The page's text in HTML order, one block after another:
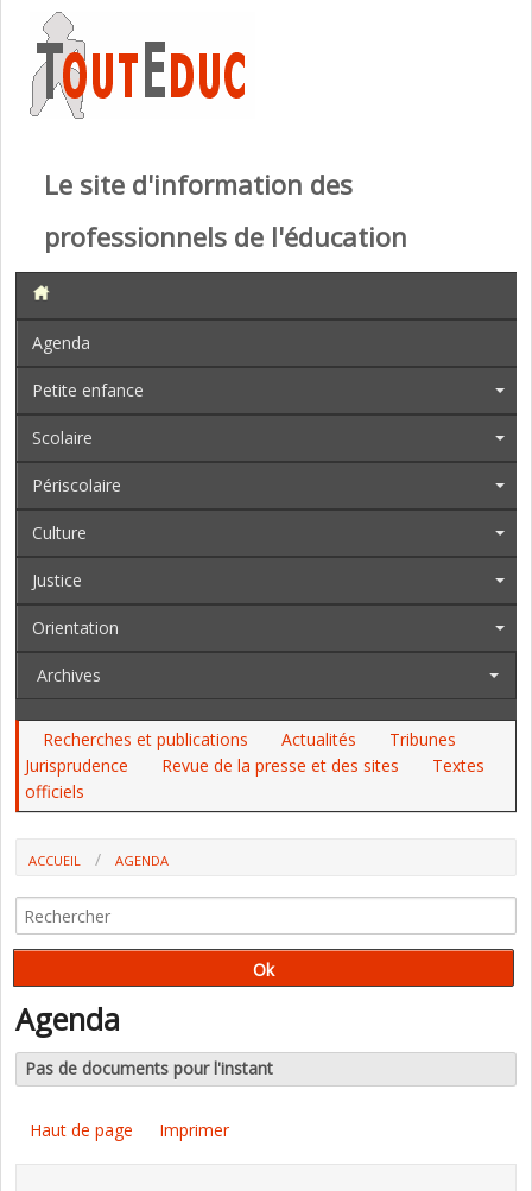
Le site d'information des
professionnels de l'éducation
Agenda
Petite enfance
Scolaire
Périscolaire
Culture
Justice
Orientation
Archives
Recherches et publications Actualités
Tribunes
Jurisprudence
Revue de la presse et des sites
Textes
officiels
ACCUEIL AGENDA
Agenda
Pas de documents pour l'instant
Haut de page Imprimer